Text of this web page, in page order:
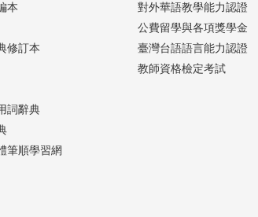
本
修訂本
詞辭典
筆順學習網
對外華語教學能力認證
公費留學與各項獎學金
臺灣台語語言能力認證
教師資格檢定考試